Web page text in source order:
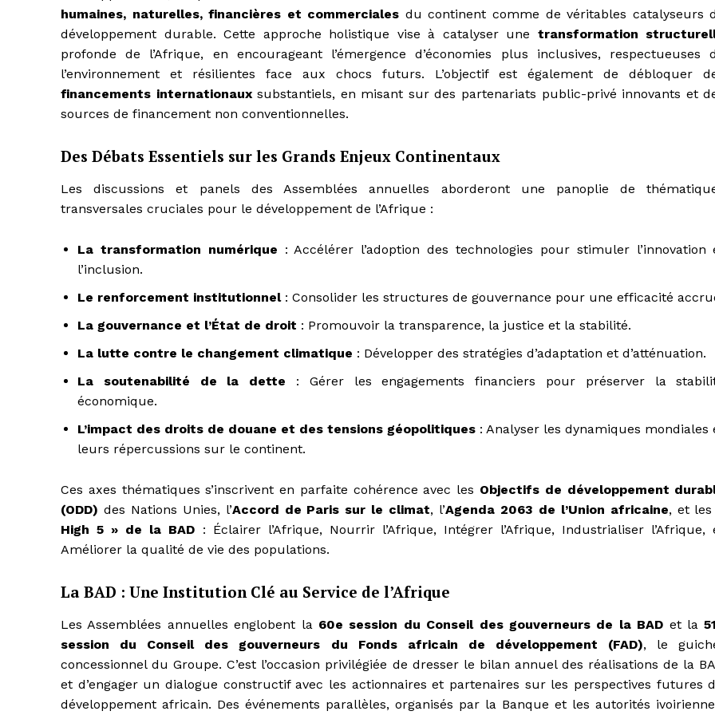
humaines, naturelles, financières et commerciales du continent comme de véritables catalyseurs
développement durable. Cette approche holistique vise à catalyser une transformation
profonde de l’Afrique, en encourageant l’émergence d’économies plus inclusives, respectueuses
l’environnement et résilientes face aux chocs futurs. L’objectif est également de débloquer
financements internationauxsubstantiels, en misant sur des partenariats public-privé innovants et
sources de financement non conventionnelles.
Des Débats Essentiels sur les Grands Enjeux Continentaux
Les discussions et panels des Assemblées annuelles aborderont une panoplie de
transversales cruciales pour le développement de l’Afrique :
La transformation numérique : Accélérer l’adoption des technologies pour stimuler l’innovation
l’inclusion.
Le renforcement institutionnel: Consolider les structures de gouvernance pour une efficacité
La gouvernance et l’État de droit : Promouvoir la transparence, la justice et la stabilité.
La lutte contre le changement climatique : Développer des stratégies d’adaptation et d’atténuation.
La soutenabilité de la dette : Gérer les engagements financiers pour préserver la
économique.
L’impact des droits de douane et des tensions géopolitiques : Analyser les dynamiques mondiales
leurs répercussions sur le continent.
Ces axes thématiques s’inscrivent en parfaite cohérence avec les Objectifs de développement
(ODD) des Nations Unies, l’Accord de Paris sur le climat, l’Agenda 2063 de l’Union africaine, et
High 5 » de la BAD : Éclairer l’Afrique, Nourrir l’Afrique, Intégrer l’Afrique, Industrialiser l’Afrique,
Améliorer la qualité de vie des populations.
La BAD : Une Institution Clé au Service de l’Afrique
Les Assemblées annuelles englobent la 60e session du Conseil des gouverneurs de la BAD et la
session du Conseil des gouverneurs du Fonds africain de développement (FAD), le
concessionnel du Groupe. C’est l’occasion privilégiée de dresser le bilan annuel des réalisations de la
et d’engager un dialogue constructif avec les actionnaires et partenaires sur les perspectives futures
développement africain. Des événements parallèles, organisés par la Banque et les autorités